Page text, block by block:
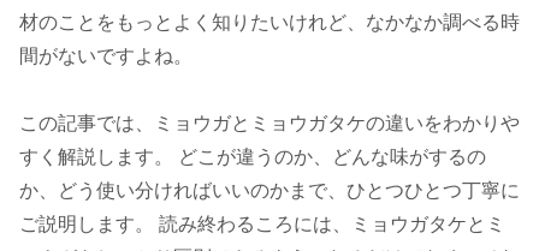
材のことをもっとよく知りたいけれど、なかなか調べる時
間がないですよね。
この記事では、ミョウガとミョウガタケの違いをわかりや
すく解説します。 どこが違うのか、どんな味がするの
か、どう使い分ければいいのかまで、ひとつひとつ丁寧に
ご説明します。 読み終わるころには、ミョウガタケとミ